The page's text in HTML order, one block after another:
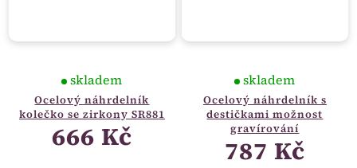
Ocelový náhrdelník
kolečko se zirkony SR881
skladem
666 Kč
Ocelový náhrdelník s
destičkami možnost
gravírování
skladem
787 Kč